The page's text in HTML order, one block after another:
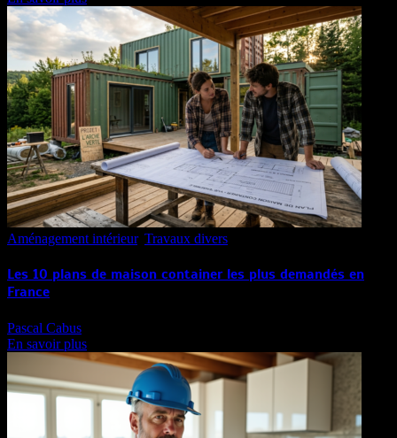
Aménagement intérieur, Travaux divers
Les 10 plans de maison container les plus demandés en
France
Pascal Cabus
En savoir plus